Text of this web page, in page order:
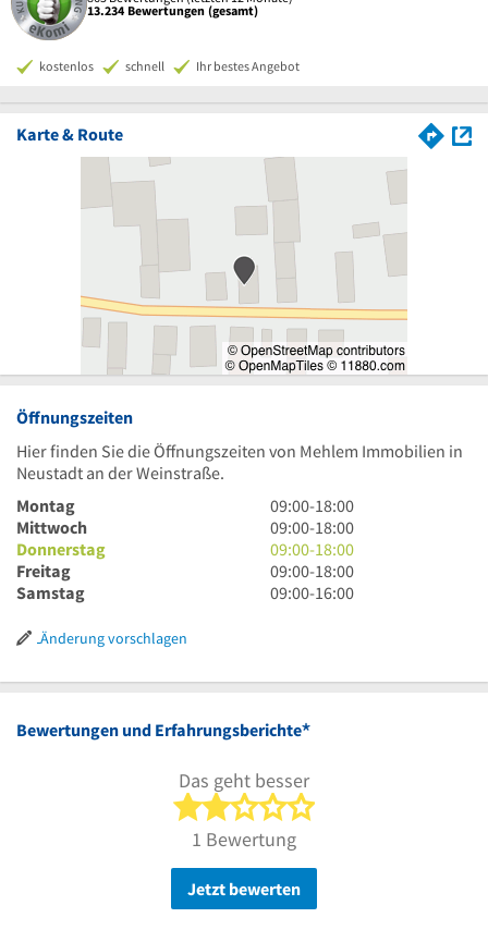
13.234 Bewertungen (gesamt)
kostenlos schnell Ihr bestes Angebot
Karte & Route
Öffnungszeiten
Hier finden Sie die Öffnungszeiten von Mehlem Immobilien in
Neustadt an der Weinstraße.
Montag
9
Uhr
bis
18
Uhr
09:00-18:00
Mittwoch
9
Uhr
bis
18
09:00-18:00
Donnerstag
9
Uhr
bis
09:00-18:00
Freitag
9
Uhr
09:00-18:00
Samstag
9
Uhr
09:00-16:00
Änderung vorschlagen
Bewertungen und Erfahrungsberichte*
Das geht besser
2 von 5 Sternen
1 Bewertung
Jetzt bewerten